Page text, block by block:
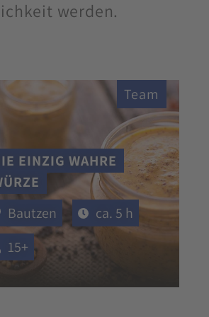
werden.
Team
EINZIG WAHRE
Bautzen
ca. 5 h
15+